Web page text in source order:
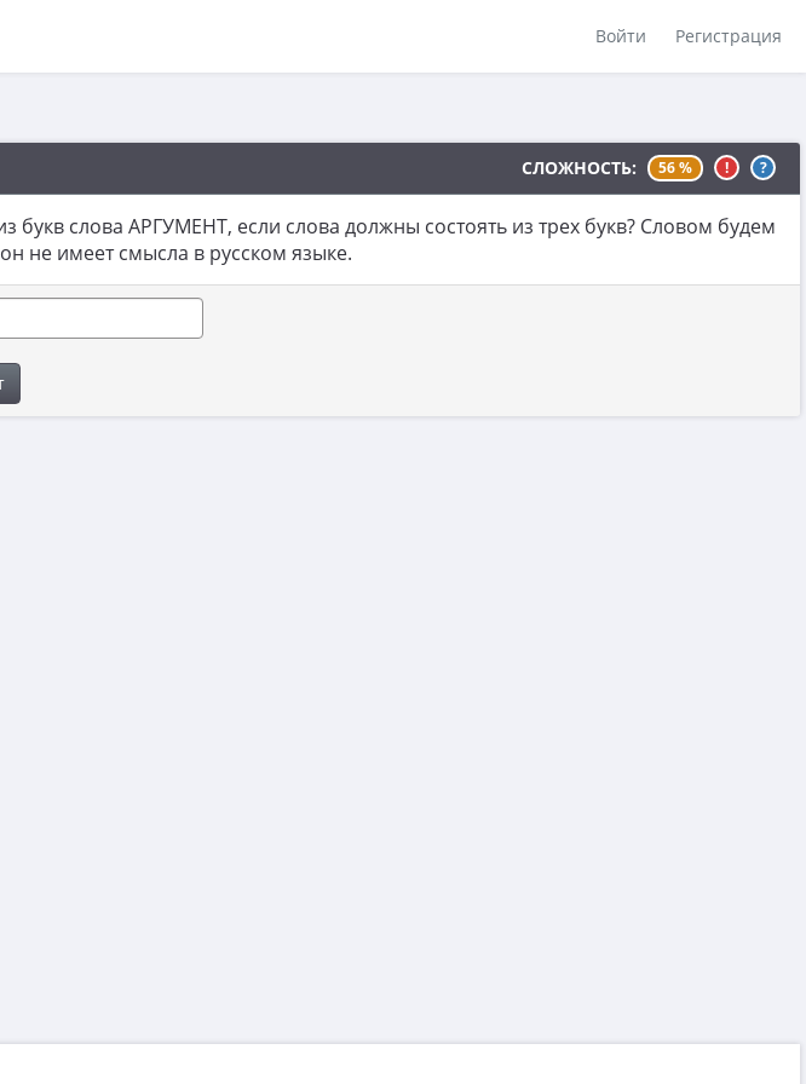
Войти Регистрация
СЛОЖНОСТЬ: 56 % ! ?
букв слова АРГУМЕНТ, если слова должны состоять из трех букв? Словом будем
не имеет смысла в русском языке.